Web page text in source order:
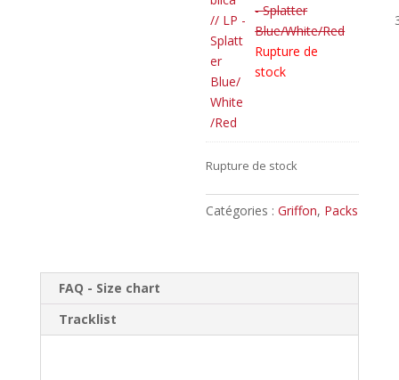
- Splatter
Blue/White/Red
Rupture de
stock
Rupture de stock
Catégories :Griffon, Packs
FAQ - Size chart
Tracklist